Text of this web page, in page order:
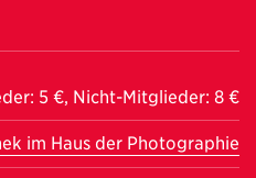
5 €, Nicht-Mitglieder: 8 €
im Haus der Photographie